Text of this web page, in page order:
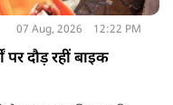
07 Aug, 2026 12:22 PM
पर दौड़ रहीं बाइक